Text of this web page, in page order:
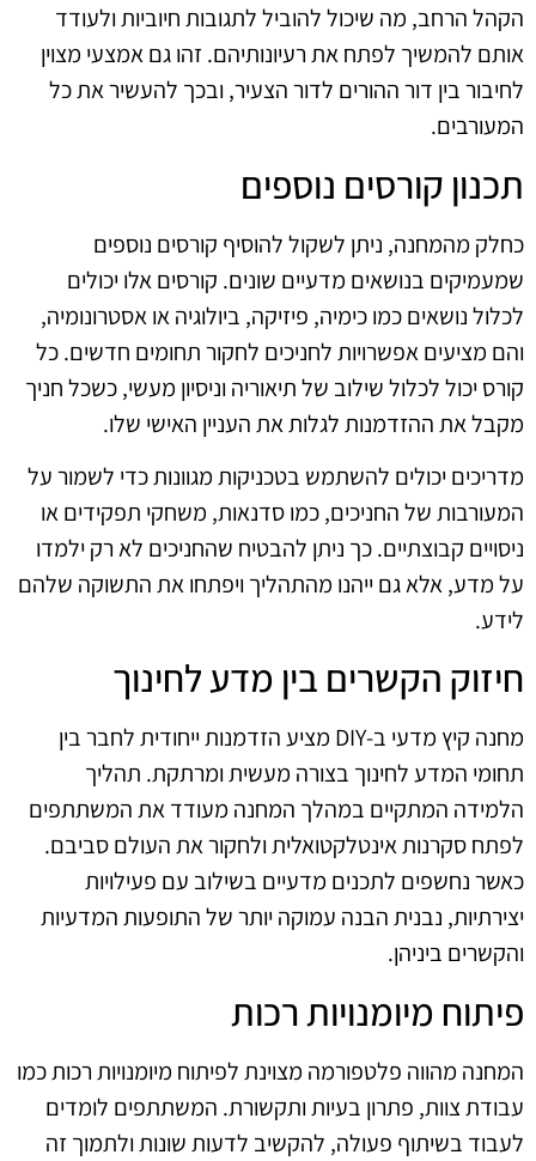
הקהל הרחב, מה שיכול להוביל לתגובות חיוביות ולעודד
אותם להמשיך לפתח את רעיונותיהם. זהו גם אמצעי מצוין
לחיבור בין דור ההורים לדור הצעיר, ובכך להעשיר את כל
המעורבים.
תכנון קורסים נוספים
כחלק מהמחנה, ניתן לשקול להוסיף קורסים נוספים
שמעמיקים בנושאים מדעיים שונים. קורסים אלו יכולים
לכלול נושאים כמו כימיה, פיזיקה, ביולוגיה או אסטרונומיה,
והם מציעים אפשרויות לחניכים לחקור תחומים חדשים. כל
קורס יכול לכלול שילוב של תיאוריה וניסיון מעשי, כשכל חניך
מקבל את ההזדמנות לגלות את העניין האישי שלו.
מדריכים יכולים להשתמש בטכניקות מגוונות כדי לשמור על
המעורבות של החניכים, כמו סדנאות, משחקי תפקידים או
ניסויים קבוצתיים. כך ניתן להבטיח שהחניכים לא רק ילמדו
על מדע, אלא גם ייהנו מהתהליך ויפתחו את התשוקה שלהם
לידע.
חיזוק הקשרים בין מדע לחינוך
מחנה קיץ מדעי ב‑DIY מציע הזדמנות ייחודית לחבר בין
תחומי המדע לחינוך בצורה מעשית ומרתקת. תהליך
הלמידה המתקיים במהלך המחנה מעודד את המשתתפים
לפתח סקרנות אינטלקטואלית ולחקור את העולם סביבם.
כאשר נחשפים לתכנים מדעיים בשילוב עם פעילויות
יצירתיות, נבנית הבנה עמוקה יותר של התופעות המדעיות
והקשרים ביניהן.
פיתוח מיומנויות רכות
המחנה מהווה פלטפורמה מצוינת לפיתוח מיומנויות רכות כמו
עבודת צוות, פתרון בעיות ותקשורת. המשתתפים לומדים
לעבוד בשיתוף פעולה, להקשיב לדעות שונות ולתמוך זה